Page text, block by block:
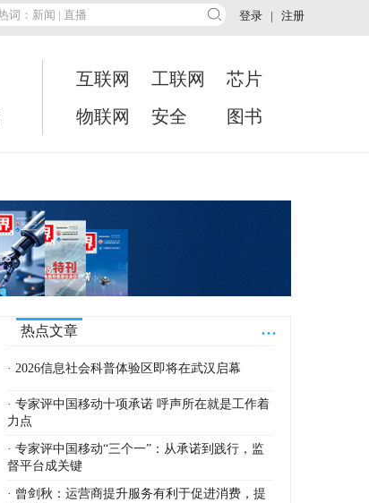
登录 | 注册
互联网 工联网
芯片
物联网
安全 图书
...
热点文章
· 2026信息社会科普体验区即将在武汉启幕
· 专家评中国移动十项承诺 呼声所在就是工作着
力点
· 专家评中国移动“三个一”：从承诺到践行，监
督平台成关键
· 曾剑秋：运营商提升服务有利于促进消费，提